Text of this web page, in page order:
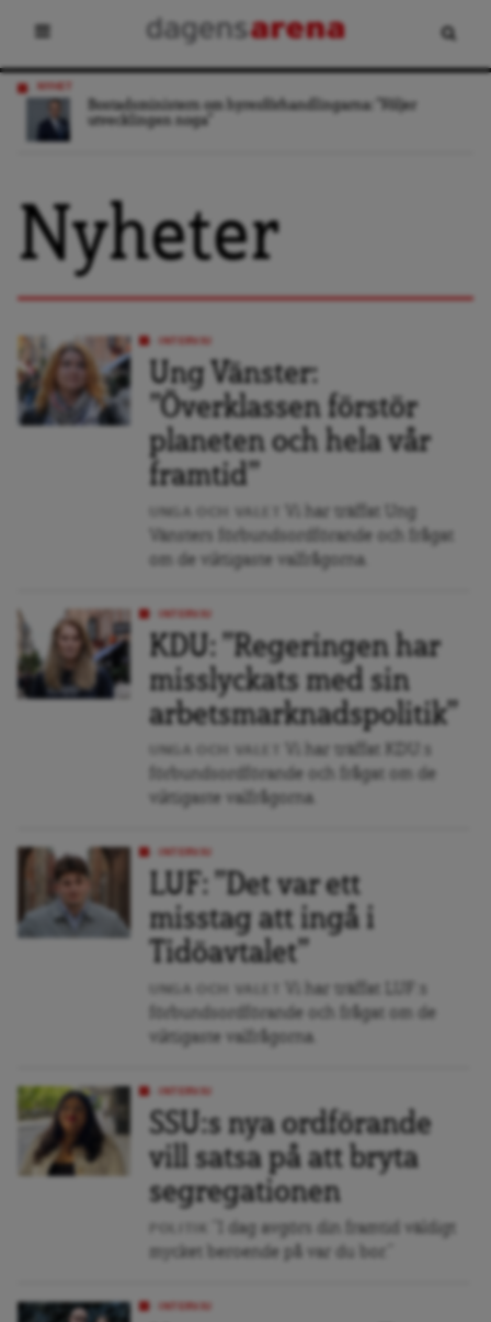
Bostadsministern om hyresförhandlingarna: ”Följer
utvecklingen noga”
Nyheter
Ung Vänster:
”Överklassen förstör
planeten och hela vår
framtid”
Vi har träffat Ung
Vänsters förbundsordförande och frågat
om de viktigaste valfrågorna.
KDU: ”Regeringen har
misslyckats med sin
arbetsmarknadspolitik”
Vi har träffat KDU:s
förbundsordförande och frågat om de
viktigaste valfrågorna.
LUF: ”Det var ett
misstag att ingå i
Tidöavtalet”
Vi har träffat LUF:s
förbundsordförande och frågat om de
viktigaste valfrågorna.
SSU:s nya ordförande
vill satsa på att bryta
segregationen
”I dag avgörs din framtid väldigt
mycket beroende på var du bor.”